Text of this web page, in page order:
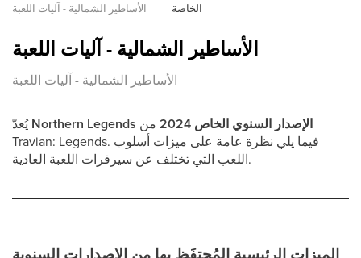
الخاصة
الأساطير الشمالية - آليات اللعبة
الأساطير الشمالية - آليات اللعبة
الأساطير الشمالية - آليات اللعبة
يُعدّNorthern Legends الإصدار السنوي الخاص 2024
من
Travian: Legends. فيما يلي نظرة عامة على ميزات أسلوب
اللعب التي تختلف عن سيرفرات اللعبة العادية.